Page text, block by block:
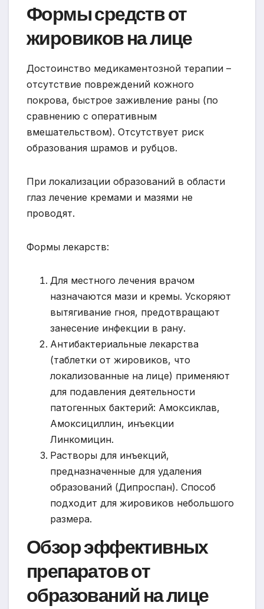
Формы средств от
жировиков на лице
Достоинство медикаментозной терапии –
отсутствие повреждений кожного
покрова, быстрое заживление раны (по
сравнению с оперативным
вмешательством). Отсутствует риск
образования шрамов и рубцов.
При локализации образований в области
глаз лечение кремами и мазями не
проводят.
Формы лекарств:
Для местного лечения врачом
назначаются мази и кремы. Ускоряют
вытягивание гноя, предотвращают
занесение инфекции в рану.
Антибактериальные лекарства
(таблетки от жировиков, что
локализованные на лице) применяют
для подавления деятельности
патогенных бактерий: Амоксиклав,
Амоксициллин, инъекции
Линкомицин.
Растворы для инъекций,
предназначенные для удаления
образований (Дипроспан). Способ
подходит для жировиков небольшого
размера.
Обзор эффективных
препаратов от
образований на лице